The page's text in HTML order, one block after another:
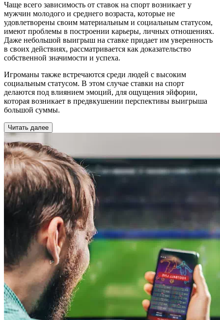
Чаще всего зависимость от ставок на спорт возникает у
мужчин молодого и среднего возраста, которые не
удовлетворены своим материальным и социальным статусом,
имеют проблемы в построении карьеры, личных отношениях.
Даже небольшой выигрыш на ставке придает им уверенность
в своих действиях, рассматривается как доказательство
собственной значимости и успеха.
Игроманы также встречаются среди людей с высоким
социальным статусом. В этом случае ставки на спорт
делаются под влиянием эмоций, для ощущения эйфории,
которая возникает в предвкушении перспективы выигрыша
большой суммы.
Читать далее